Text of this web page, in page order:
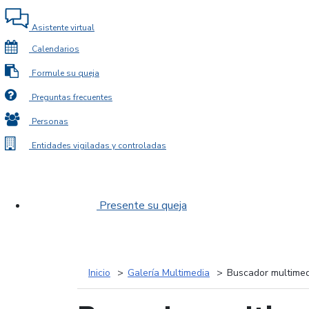
Asistente virtual
Calendarios
Formule su queja
Preguntas frecuentes
Personas
Entidades vigiladas y controladas
Presente su queja
Inicio Galería Multimedia Buscador